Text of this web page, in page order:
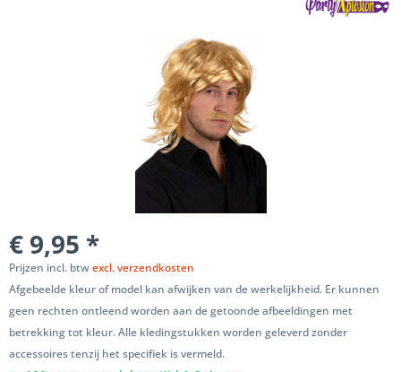
€ 9,95 *
Prijzen incl. btwexcl. verzendkosten
Afgebeelde kleur of model kan afwijken van de werkelijkheid. Er kunnen
geen rechten ontleend worden aan de getoonde afbeeldingen met
betrekking tot kleur. Alle kledingstukken worden geleverd zonder
accessoires tenzij het specifiek is vermeld.